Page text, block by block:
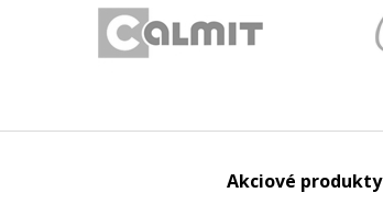
Akciové produkty